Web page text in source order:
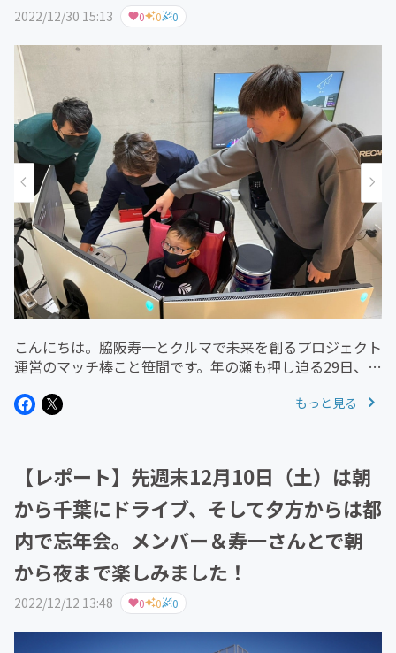
2022/12/30 15:13 0 0 0
こんにちは。脇阪寿一とクルマで未来を創るプロジェクト
運営のマッチ棒こと笹間です。年の瀬も押し迫る29日、
を行いました。11プロジェクト内のグランツーリスモ企
もっと見る
【レポート】先週末12月10日（土）は朝
から千葉にドライブ、そして夕方からは都
内で忘年会。メンバー＆寿一さんとで朝
から夜まで楽しみました！
2022/12/12 13:48 0 0 0